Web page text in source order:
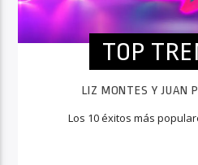
TOP
LIZ MONTES Y JUAN
Los 10 éxitos más